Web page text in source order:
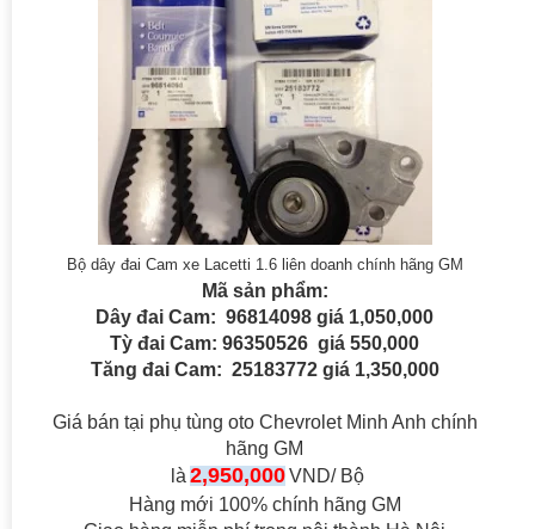
Bộ dây đai Cam xe Lacetti 1.6 liên doanh chính hãng GM
Mã sản phẩm:
Dây đai Cam:96814098 giá 1,050,000
Tỳ đai Cam: 96350526 giá 550,000
Tăng đai Cam: 25183772 giá 1,350,000
Giá bán tại phụ tùng oto Chevrolet Minh Anh chính
hãng GM
là 2,950,000 VND/ Bộ
Hàng mới 100% chính hãng GM